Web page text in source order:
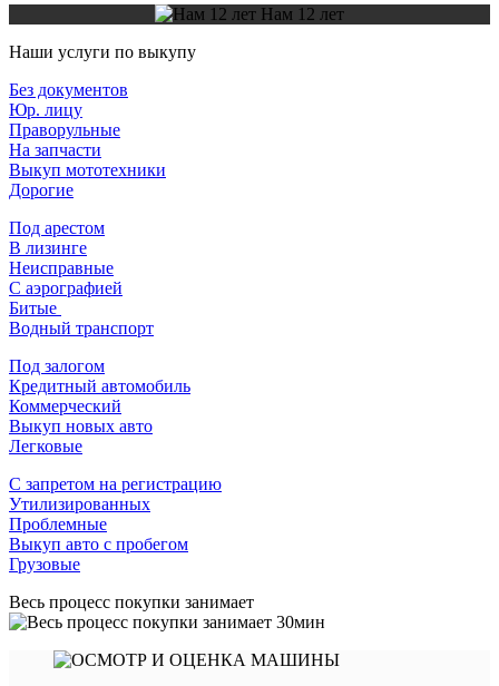
Нам 12 лет
Наши услуги по выкупу
Без документов
Юр. лицу
Праворульные
На запчасти
Выкуп мототехники
Дорогие
Под арестом
В лизинге
Неисправные
С аэрографией
Битые
Водный транспорт
Под залогом
Кредитный автомобиль
Коммерческий
Выкуп новых авто
Легковые
С запретом на регистрацию
Утилизированных
Проблемные
Выкуп авто с пробегом
Грузовые
Весь процесс покупки занимает